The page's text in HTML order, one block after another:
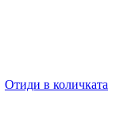
Отиди в количката